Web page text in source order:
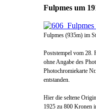
Fulpmes um
Fulpmes (935m) im
Poststempel vom 28.
ohne Angabe des
Photochromiekarte
entstanden.
Hier die seltene
1925 zu 800 Kronen